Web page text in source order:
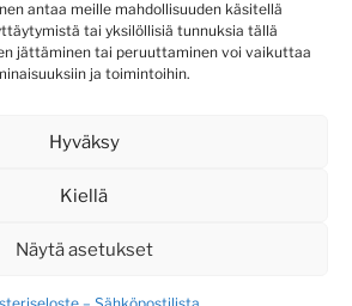
antaa meille mahdollisuuden käsitellä
tai yksilöllisiä tunnuksia tällä
jättäminen tai peruuttaminen voi vaikuttaa
ja toimintoihin.
Hyväksy
Kiellä
Näytä asetukset